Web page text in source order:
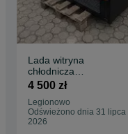
Lada witryna
chłodnicza
cukiernicza 1,4 m. I
urządzenia.GWARAN
CJA
4 500 zł
Legionowo
Odświeżono dnia 31 lipca
2026